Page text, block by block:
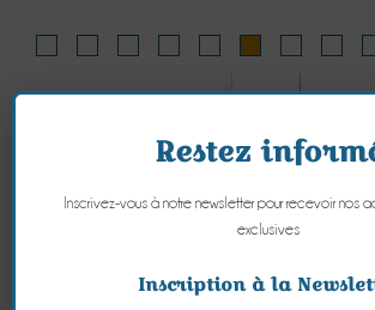
Restez
Inscrivez-vous à notre newsletter pour recevoir nos
exclusives
Inscription à la